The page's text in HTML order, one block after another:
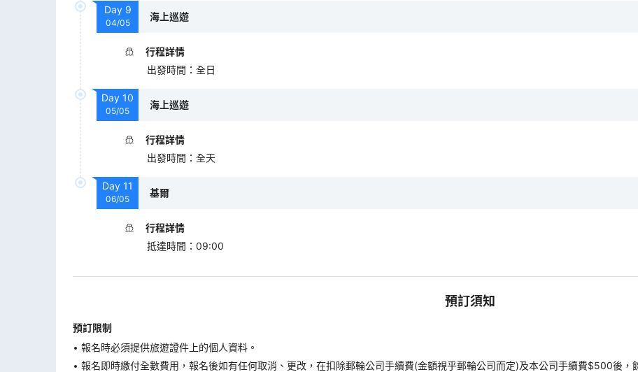
Day 9
04/05
海上巡遊
行程詳情
出發時間 ： 全日
Day 10
05/05
海上巡遊
行程詳情
出發時間 ： 全天
Day 11
06/05
基爾
行程詳情
抵達時間 ： 09:00
預訂須知
預訂限制
報名時必須提供旅遊證件上的個人資料。
報名即時繳付全數費用，報名後如有任何取消、更改，在扣除郵輪公司手續費(金額視乎郵輪公司而定)及本公司手續費$500後，